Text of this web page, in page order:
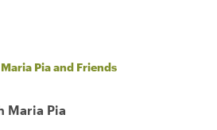
Maria Pia and Friends
Maria Pia